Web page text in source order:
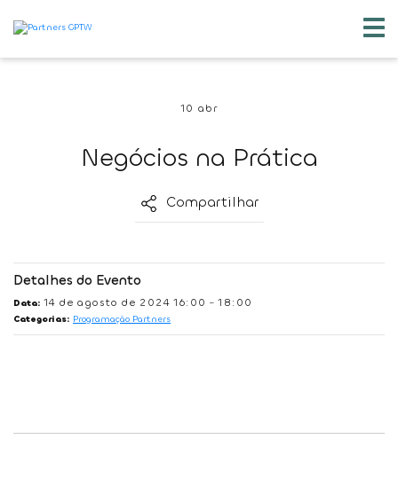
10 abr
Negócios na Prática
Compartilhar
Detalhes do Evento
Data: 14 de agosto de 2024 16:00 –18:00
Categorias: Programação Partners